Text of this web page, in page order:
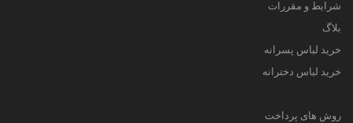
شرایط و مقررات
بلاگ
خرید لباس پسرانه
خرید لباس دخترانه
روش های پرداخت